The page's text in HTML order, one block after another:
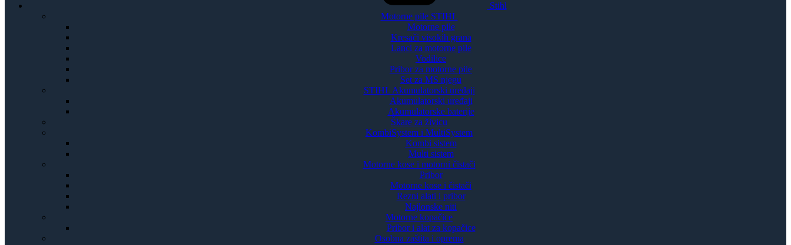
Stihl
Motorne pile STIHL
Motorne pile
Kresači visokih grana
Lanci za motorne pile
Vodilice
Pribor za motorne pile
Set za MS njegu
STIHL Akumulatorski uređaji
Akumulatorski uređaji
Akumulatorske baterije
Škare za živicu
KombiSystem i MultiSystem
Kombi sistem
Multi sistem
Motorne kose i motorni čistači
Pribor
Motorne kose i čistači
Rezni alati i pribor
Najlonske niti
Motorne kopačice
Pribor i alat za kopačice
Osobna zaštita i oprema